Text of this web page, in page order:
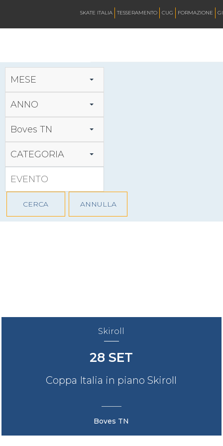
SKATE ITALIA TESSERAMENTO CUG FORMAZIONE
MESE
ANNO
Boves TN
CATEGORIA
CERCA ANNULLA
Skiroll
28 SET
Coppa Italia in piano Skiroll
Boves TN
CALENDARIO
NEWS
HOCKEY INLINE